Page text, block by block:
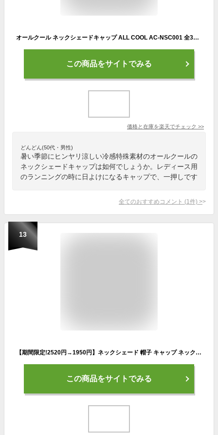
オールクール ネックシェードキャップ ALL COOL AC-NSC001 全3色 冷感特殊素材 風にあてると冷たく感じる ユニセックス メンズ レディース
この商品をサイトでみる
価格と在庫を楽天でチェック >>
どんどん(50代・男性)
暑い季節にヒンヤリ涼しい冷感特殊素材のオールクールの
ネックシェードキャップは如何でしょうか。レディース用
のランニングの時に日よけになるキャップで、一押しです
全てのおすすめコメント (1 件) >
13
【期間限定!2520円→1950円】ネックシェード 帽子 キャップ ネックガード ネックカバー UVカット 日焼け防止 吸汗速乾 紫外線対策 通気 ランニング ガーデニング 農作業 登山 釣り 園芸 男女兼用 、フェイスカバーサイクリングフェイスシールド、野球帽用
この商品をサイトでみる